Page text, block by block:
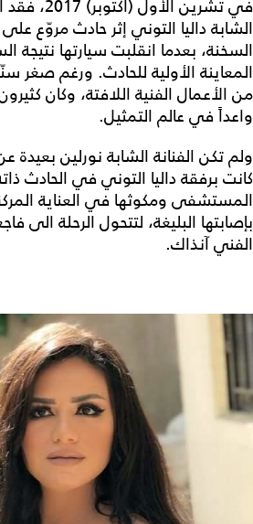
في تشرين
الشابة داليا التوني إثر حادث مروّع
السخنة، بعدما انقلبت سيارتها نتيجة
المعاينة الأولية للحادث. ورغم صغر
من الأعمال الفنية اللافتة، وكان
واعداً في عالم التمثيل.
ولم تكن الفنانة الشابة نورلين بعيدة
كانت برفقة داليا التوني في الحادث
المستشفى ومكوثها في العناية
بإصابتها البليغة، لتتحول الرحلة
الفني آنذاك.